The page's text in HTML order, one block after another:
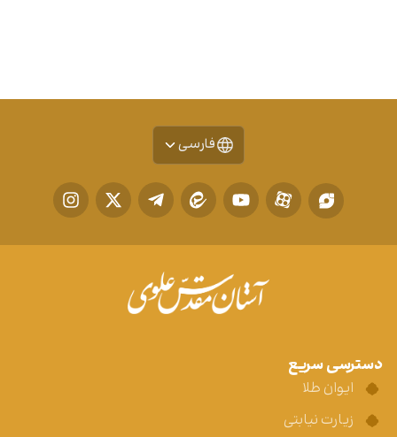
فارسی
دسترسی سریع
ایوان طلا
زیارت نیابتی